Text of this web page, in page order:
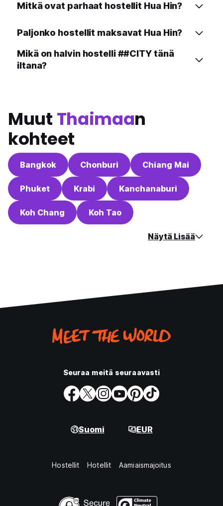
Mitkä ovat parhaat hostellit Hua Hin?
Paljonko hostellit maksavat Hua Hin?
Mikä on halvin hostelli ##CITY tänä
iltana?
Muut Thaimaan
kohteet
Bangkok Chonburi Chiang Mai
Phuket Krabi Kanchanaburi
Koh Chang Koh Tao
Näytä Lisää
Seuraa meitä seuraavasti
Suomi EUR
Hostellit Hotellit Aamiaismajoitus